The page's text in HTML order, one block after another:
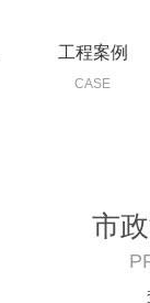
工程案例
CASE
市